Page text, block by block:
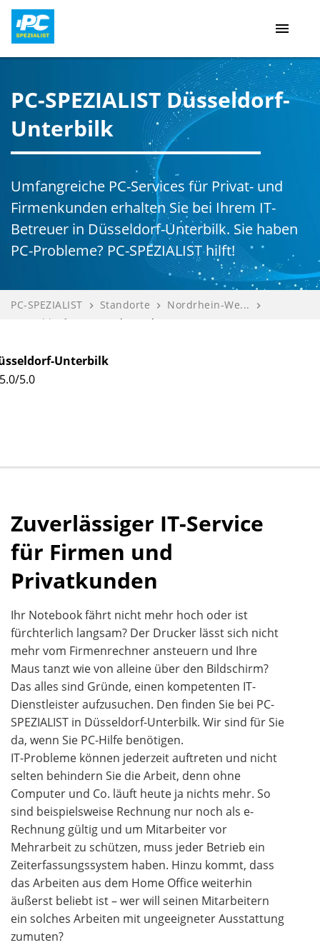
menu
PC-SPEZIALIST Düsseldorf-
Unterbilk
Umfangreiche PC-Services für Privat- und
Firmenkunden erhalten Sie bei Ihrem IT-
Betreuer in Düsseldorf-Unterbilk. Sie haben
PC-Probleme? PC-SPEZIALIST hilft!
PC-SPEZIALIST navigate_next Standorte navigate_next Nordrhein-We... navigate_next
Düsseldorf-... Frank Egerla...
Unterbilk
5.0/5.0
Zuverlässiger IT-Service
für Firmen und
Privatkunden
Ihr Notebook fährt nicht mehr hoch oder ist
fürchterlich langsam? Der Drucker lässt sich nicht
mehr vom Firmenrechner ansteuern und Ihre
Maus tanzt wie von alleine über den Bildschirm?
Das alles sind Gründe, einen kompetenten IT-
Dienstleister aufzusuchen. Den finden Sie bei PC-
SPEZIALIST in Düsseldorf-Unterbilk. Wir sind für Sie
da, wenn Sie PC-Hilfe benötigen.
IT-Probleme können jederzeit auftreten und nicht
selten behindern Sie die Arbeit, denn ohne
Computer und Co. läuft heute ja nichts mehr. So
sind beispielsweise Rechnung nur noch als e-
Rechnung gültig und um Mitarbeiter vor
Mehrarbeit zu schützen, muss jeder Betrieb ein
Zeiterfassungssystem haben. Hinzu kommt, dass
das Arbeiten aus dem Home Office weiterhin
äußerst beliebt ist – wer will seinen Mitarbeitern
ein solches Arbeiten mit ungeeigneter Ausstattung
zumuten?